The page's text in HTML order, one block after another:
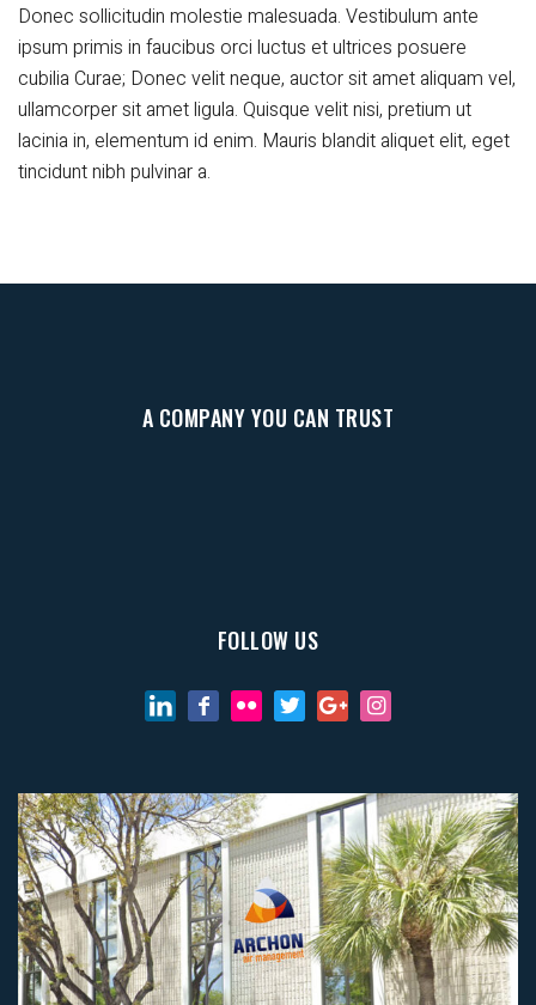
Donec sollicitudin molestie malesuada. Vestibulum ante
ipsum primis in faucibus orci luctus et ultrices posuere
cubilia Curae; Donec velit neque, auctor sit amet aliquam vel,
ullamcorper sit amet ligula. Quisque velit nisi, pretium ut
lacinia in, elementum id enim. Mauris blandit aliquet elit, eget
tincidunt nibh pulvinar a.
A COMPANY YOU CAN TRUST
FOLLOW US